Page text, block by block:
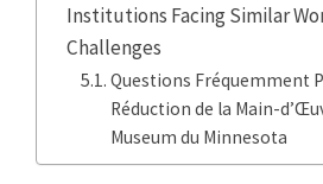
Institutions Facing Similar
Challenges
Questions Fréquemment
Réduction de la Main-
Museum du Minnesota